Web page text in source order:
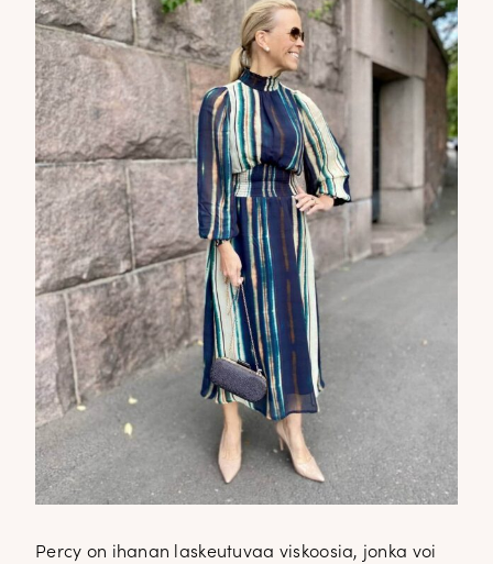
Percy on ihanan laskeutuvaa viskoosia, jonka voi